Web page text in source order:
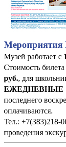
Мероприятия
Музей работает с
Стоимость билета
руб., для
ЕЖЕДНЕВНЫЕ
последнего
оплачиваются.
Тел.: +7(383)218-
проведения